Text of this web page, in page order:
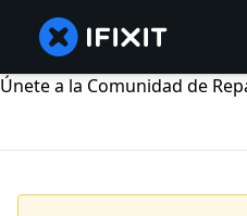
Únete a la Comunidad de